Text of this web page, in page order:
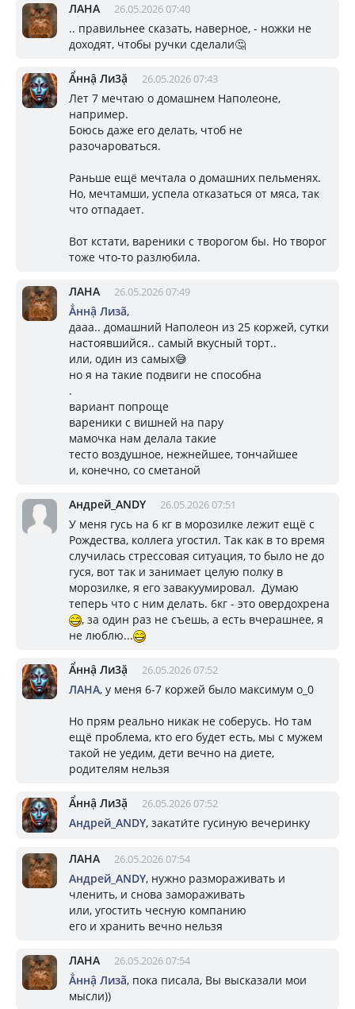
ЛАНА 26.05.2026 07:40
.. правильнее сказать, наверное, - ножки не
доходят, чтобы ручки сделали🤔
Ẩннậ Ли3ặ 26.05.2026 07:43
Лет 7 мечтаю о домашнем Наполеоне,
например.
Боюсь даже его делать, чтоб не
разочароваться.
Раньше ещё мечтала о домашних пельменях.
Но, мечтамши, успела отказаться от мяса, так
что отпадает.
Вот кстати, вареники с творогом бы. Но творог
тоже что-то разлюбила.
ЛАНА 26.05.2026 07:49
Ẳннậ Лизã,
дааа.. домашний Наполеон из 25 коржей, сутки
настоявшийся.. самый вкусный торт..
или, один из самых😅
но я на такие подвиги не способна
.
вариант попроще
вареники с вишней на пару
мамочка нам делала такие
тесто воздушное, нежнейшее, тончайшее
и, конечно, со сметаной
Андрей_ANDY 26.05.2026 07:51
У меня гусь на 6 кг в морозилке лежит ещё с
Рождества, коллега угостил. Так как в то время
случилась стрессовая ситуация, то было не до
гуся, вот так и занимает целую полку в
морозилке, я его завакуумировал. Думаю
теперь что с ним делать. 6кг - это овердохрена
, за один раз не съешь, а есть вчерашнее, я
не люблю...
Ẩннậ Ли3ặ 26.05.2026 07:52
ЛАНА, у меня 6-7 коржей было максимум о_0
Но прям реально никак не соберусь. Но там
ещё проблема, кто его будет есть, мы с мужем
такой не уедим, дети вечно на диете,
родителям нельзя
Ẩннậ Ли3ặ 26.05.2026 07:52
Андрей_ANDY, закати́те гусиную вечеринку
ЛАНА 26.05.2026 07:54
Андрей_ANDY, нужно размораживать и
членить, и снова замораживать
или, угостить чесную компанию
его и хранить вечно нельзя
ЛАНА 26.05.2026 07:54
Ẳннậ Лизã, пока писала, Вы высказали мои
мысли))